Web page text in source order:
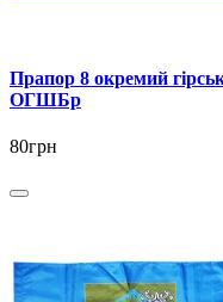
Прапор 8 окремий
ОГШБр
80грн